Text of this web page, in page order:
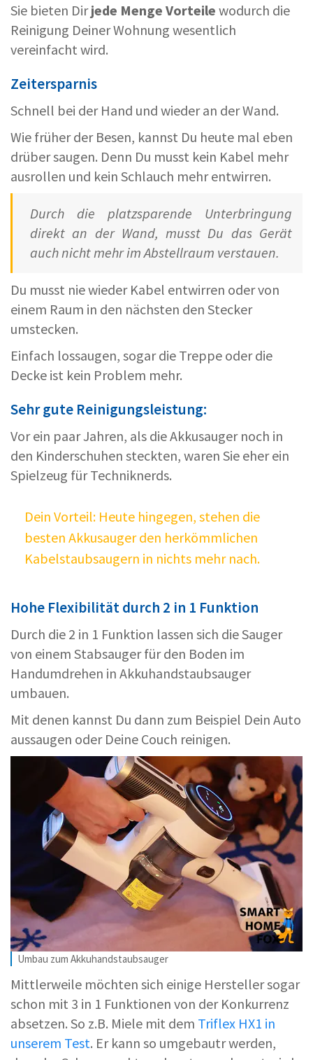
Sie bieten Dirjede Menge Vorteile wodurch die
Reinigung Deiner Wohnung wesentlich
vereinfacht wird.
Zeitersparnis
Schnell bei der Hand und wieder an der Wand.
Wie früher der Besen, kannst Du heute mal eben
drüber saugen. Denn Du musst kein Kabel mehr
ausrollen und kein Schlauch mehr entwirren.
Durch die platzsparende Unterbringung
direkt an der Wand, musst Du das Gerät
auch nicht mehr im Abstellraum verstauen.
Du musst nie wieder Kabel entwirren oder von
einem Raum in den nächsten den Stecker
umstecken.
Einfach lossaugen, sogar die Treppe oder die
Decke ist kein Problem mehr.
Sehr gute Reinigungsleistung:
Vor ein paar Jahren, als die Akkusauger noch in
den Kinderschuhen steckten, waren Sie eher ein
Spielzeug für Techniknerds.
Dein Vorteil: Heute hingegen, stehen die
besten Akkusauger den herkömmlichen
Kabelstaubsaugern in nichts mehr nach.
Hohe Flexibilität durch 2 in 1 Funktion
Durch die 2 in 1 Funktion lassen sich die Sauger
von einem Stabsauger für den Boden im
Handumdrehen in Akkuhandstaubsauger
umbauen.
Mit denen kannst Du dann zum Beispiel Dein Auto
aussaugen oder Deine Couch reinigen.
Umbau zum Akkuhandstaubsauger
Mittlerweile möchten sich einige Hersteller sogar
schon mit 3 in 1 Funktionen von der Konkurrenz
absetzen. So z.B. Miele mit dem Triflex HX1 in
unserem Test. Er kann so umgebautr werden,